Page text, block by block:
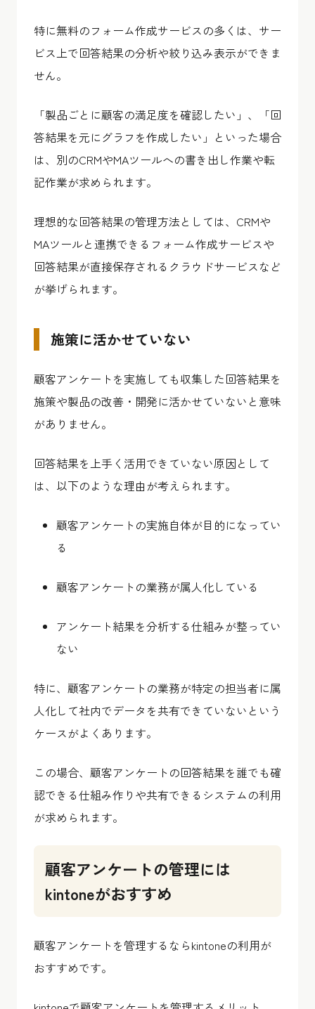
特に無料のフォーム作成サービスの多くは、サー
ビス上で回答結果の分析や絞り込み表示ができま
せん。
「製品ごとに顧客の満足度を確認したい」、「回
答結果を元にグラフを作成したい」といった場合
は、別のCRMやMAツールへの書き出し作業や転
記作業が求められます。
理想的な回答結果の管理方法としては、CRMや
MAツールと連携できるフォーム作成サービスや
回答結果が直接保存されるクラウドサービスなど
が挙げられます。
施策に活かせていない
顧客アンケートを実施しても収集した回答結果を
施策や製品の改善・開発に活かせていないと意味
がありません。
回答結果を上手く活用できていない原因として
は、以下のような理由が考えられます。
顧客アンケートの実施自体が目的になってい
る
顧客アンケートの業務が属人化している
アンケート結果を分析する仕組みが整ってい
ない
特に、顧客アンケートの業務が特定の担当者に属
人化して社内でデータを共有できていないという
ケースがよくあります。
この場合、顧客アンケートの回答結果を誰でも確
認できる仕組み作りや共有できるシステムの利用
が求められます。
顧客アンケートの管理には
kintoneがおすすめ
顧客アンケートを管理するならkintoneの利用が
おすすめです。